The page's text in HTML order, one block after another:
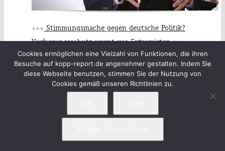
+++ Stimmungsmache gegen deutsche Politik?
Verfassungsschutz warnt vor Extremisten+++
+++Ausgestoßene der Woche: »Wir haben mitgemacht«
Cookies ermöglichen eine Vielzahl von Funktionen, die ihren
Besuche auf kopp-report.de angenehmer gestalten. Indem Sie
diese Webseite benutzen, stimmen Sie der Nutzung von
Cookies gemäß unseren Richtlinien zu.